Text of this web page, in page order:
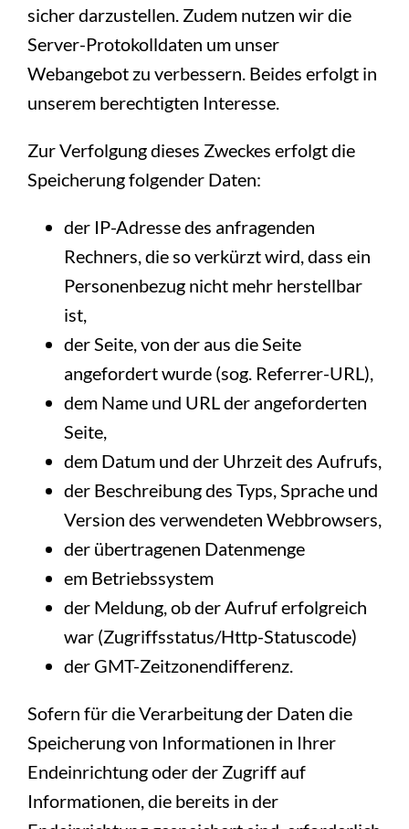
sicher darzustellen. Zudem nutzen wir die
Server-Protokolldaten um unser
Webangebot zu verbessern. Beides erfolgt in
unserem berechtigten Interesse.
Zur Verfolgung dieses Zweckes erfolgt die
Speicherung folgender Daten:
der IP-Adresse des anfragenden
Rechners, die so verkürzt wird, dass ein
Personenbezug nicht mehr herstellbar
ist,
der Seite, von der aus die Seite
angefordert wurde (sog. Referrer-URL),
dem Name und URL der angeforderten
Seite,
dem Datum und der Uhrzeit des Aufrufs,
der Beschreibung des Typs, Sprache und
Version des verwendeten Webbrowsers,
der übertragenen Datenmenge
em Betriebssystem
der Meldung, ob der Aufruf erfolgreich
war (Zugriffsstatus/Http-Statuscode)
der GMT-Zeitzonendifferenz.
Sofern für die Verarbeitung der Daten die
Speicherung von Informationen in Ihrer
Endeinrichtung oder der Zugriff auf
Informationen, die bereits in der